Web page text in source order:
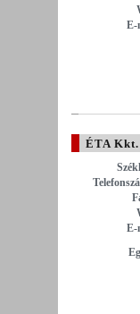
E-
ÉTA Kkt.
E-